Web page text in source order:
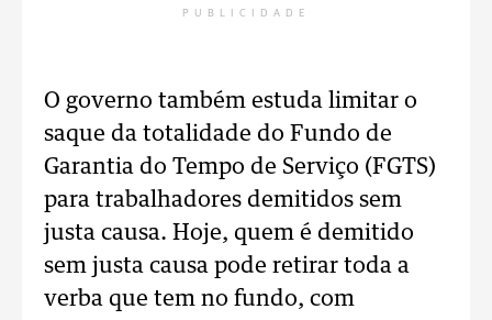
PUBLICIDADE
O governo também estuda limitar o
saque da totalidade do Fundo de
Garantia do Tempo de Serviço (FGTS)
para trabalhadores demitidos sem
justa causa. Hoje, quem é demitido
sem justa causa pode retirar toda a
verba que tem no fundo, com